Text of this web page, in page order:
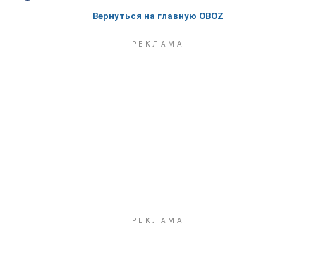
Вернуться на главную OBOZ